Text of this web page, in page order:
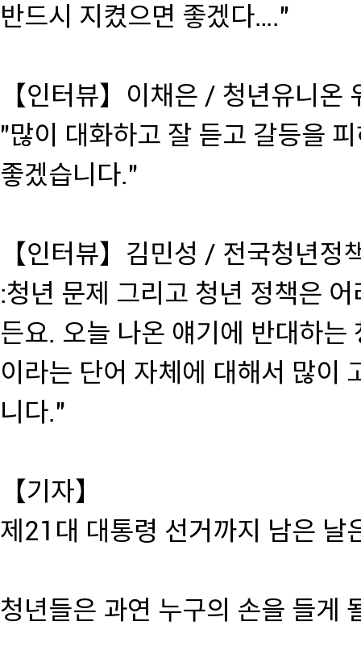
반드시 지켰으면 좋겠다…."
【인터뷰】이채은 / 청년유니온
"많이 대화하고 잘 듣고 갈등을
좋겠습니다."
【인터뷰】김민성 / 전국청년정
:청년 문제 그리고 청년 정책은
든요. 오늘 나온 얘기에 반대하
이라는 단어 자체에 대해서 많이
니다."
【기자】
제21대 대통령 선거까지 남은 날
청년들은 과연 누구의 손을 들게